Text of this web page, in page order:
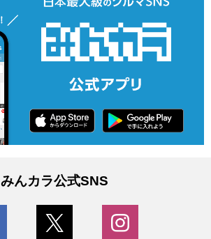
みんカラ公式SNS